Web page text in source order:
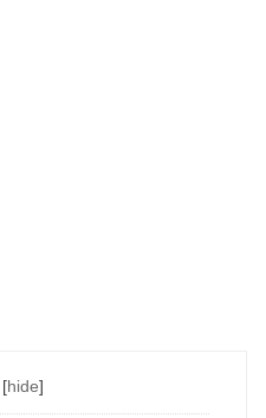
[hide]